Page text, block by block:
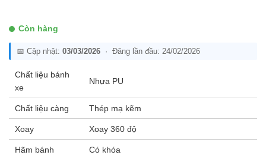
đến
Còn hàng
📅 Cập nhật: 03/03/2026 · Đăng lần đầu: 24/02/2026
Chất liệu bánh
xe
Nhựa PU
Chất liệu càng Thép mạ kẽm
Xoay Xoay 360 độ
Hãm bánh Có khóa